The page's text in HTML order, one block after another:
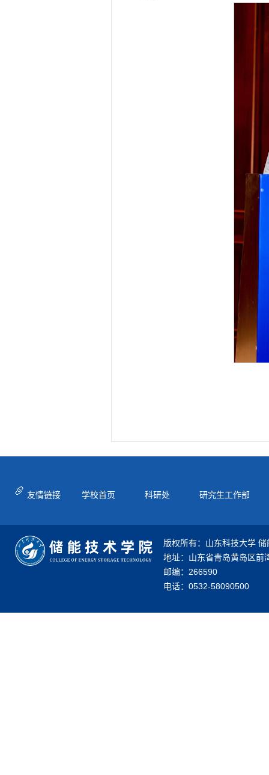
友情链接 学校首页 科研处 研究生工作部
版权所有：山东科技大学
地址：山东省青岛黄岛区前
邮编：266590
电话：0532-58090500